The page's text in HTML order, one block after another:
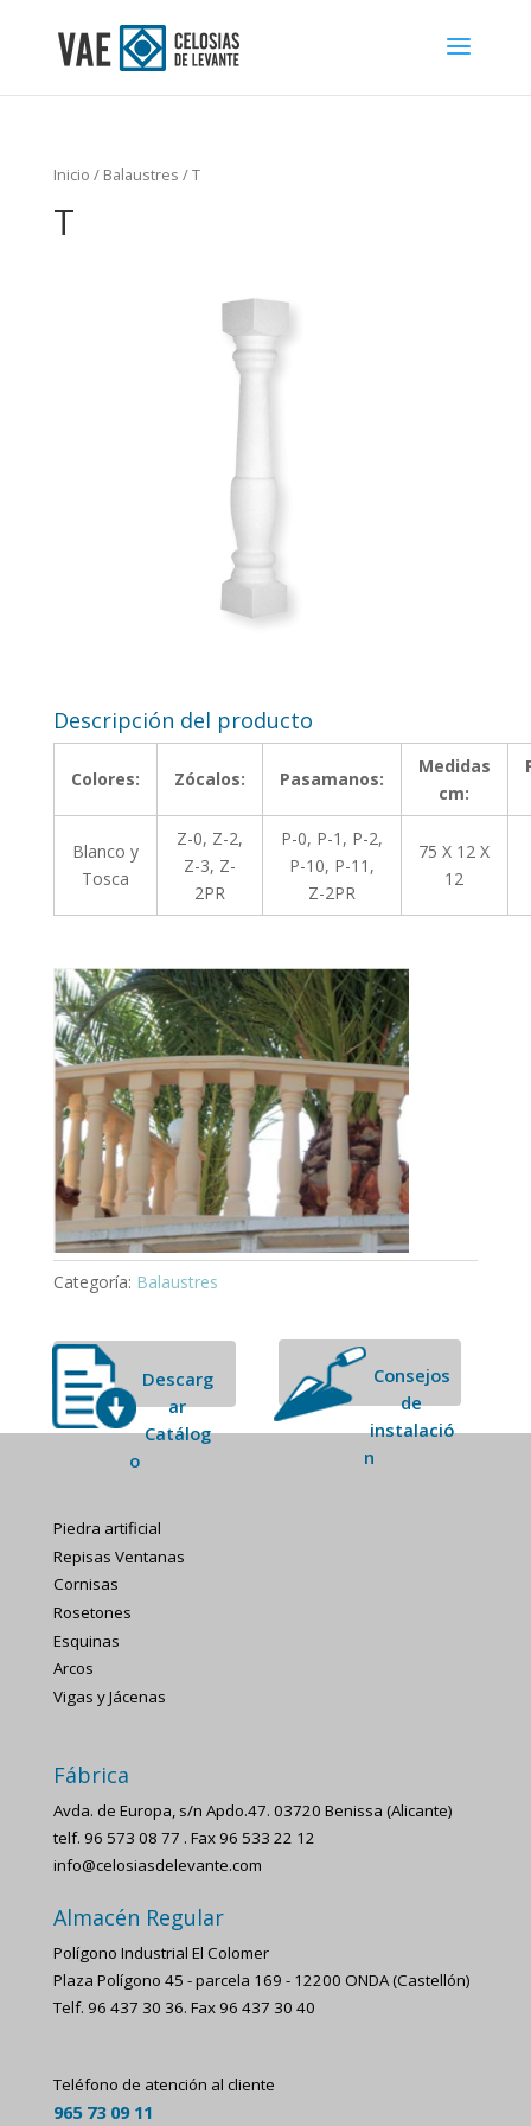
Inicio / Balaustres / T
T
Descripción del producto
Colores: Zócalos: Pasamanos:
Medidas
cm:
Blanco y
Tosca
Z-0, Z-2,
Z-3, Z-
2PR
P-0, P-1, P-2,
P-10, P-11,
Z-2PR
75 X 12 X
12
Categoría: Balaustres
Descarg
ar
Catálog
o
Consejos
de
instalació
n
Piedra artificial
Repisas Ventanas
Cornisas
Rosetones
Esquinas
Arcos
Vigas y Jácenas
Fábrica
Avda. de Europa, s/n Apdo.47. 03720 Benissa (Alicante)
telf. 96 573 08 77 . Fax 96 533 22 12
info@celosiasdelevante.com
Almacén Regular
Polígono Industrial El Colomer
Plaza Polígono 45 - parcela 169 - 12200 ONDA (Castellón)
Telf. 96 437 30 36. Fax 96 437 30 40
Teléfono de atención al cliente
965 73 09 11